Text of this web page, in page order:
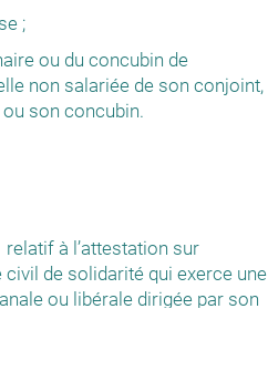
;
ou du concubin de
non salariée de son conjoint,
son concubin.
à l’attestation sur
civil de solidarité qui exerce une
ou libérale dirigée par son